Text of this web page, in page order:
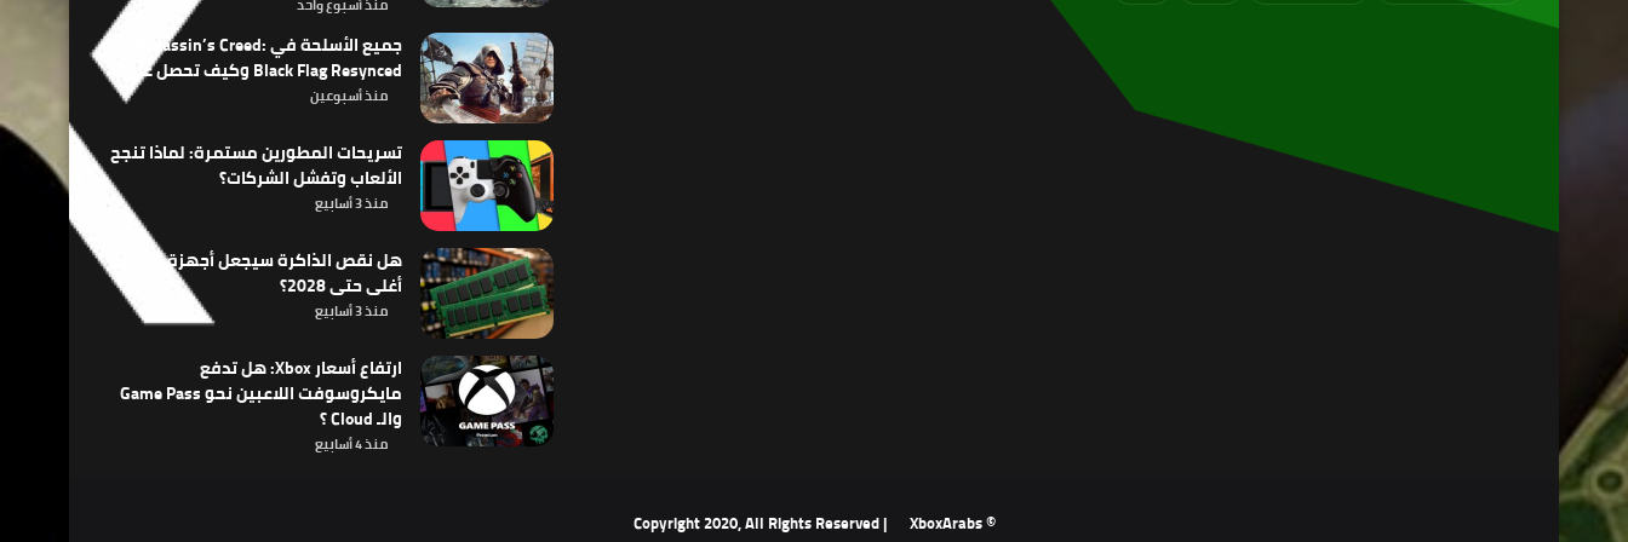
منذ أسبوع واحد
جميع الأسلحة في Assassin’s Creed:
Black Flag Resynced وكيف تحصل عليها
منذ أسبوعين
تسريحات المطورين مستمرة: لماذا تنجح
الألعاب وتفشل الشركات؟
منذ 3 أسابيع
هل نقص الذاكرة سيجعل أجهزة الألعاب
أغلى حتى 2028؟
منذ 3 أسابيع
ارتفاع أسعار Xbox: هل تدفع
مايكروسوفت اللاعبين نحو Game Pass
والـ Cloud ؟
منذ 4 أسابيع
© Copyright 2020, All Rights Reserved |
XboxArabs